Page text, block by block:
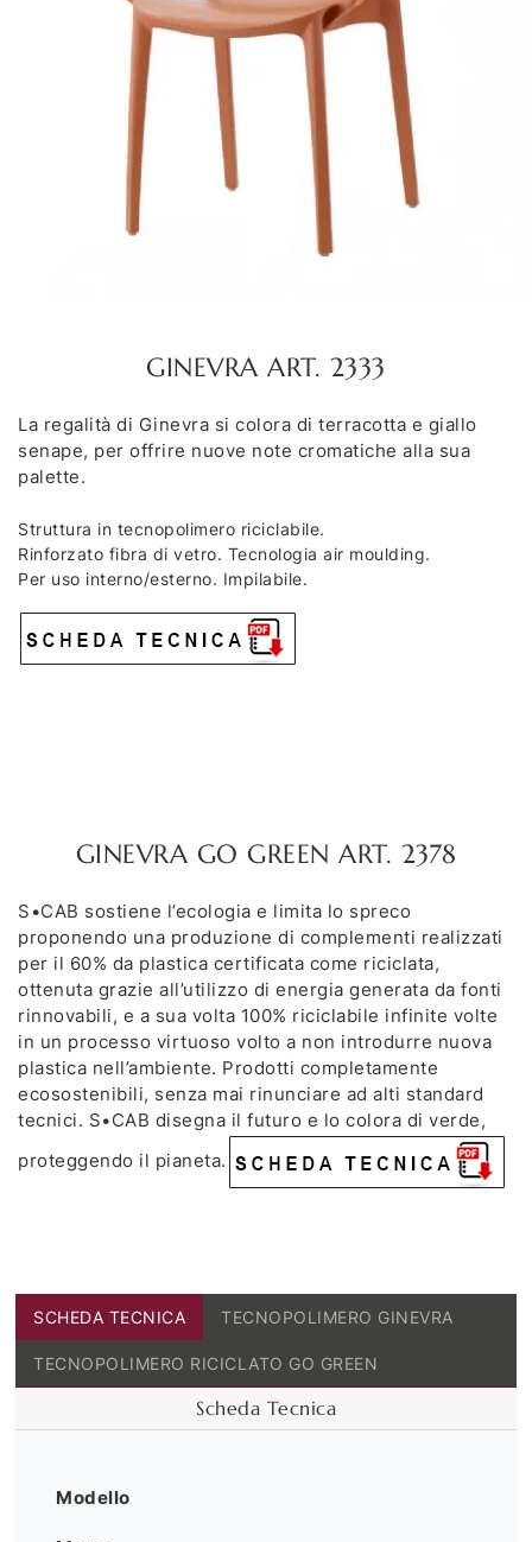
GINEVRA ART. 2333
La regalità di Ginevra si colora di terracotta e giallo
senape, per offrire nuove note cromatiche alla sua
palette.
Struttura in tecnopolimero riciclabile.
Rinforzato fibra di vetro. Tecnologia air moulding.
Per uso interno/esterno. Impilabile.
GINEVRA GO GREEN ART. 2378
S•CAB sostiene l’ecologia e limita lo spreco
proponendo una produzione di complementi realizzati
per il 60% da plastica certificata come riciclata,
ottenuta grazie all’utilizzo di energia generata da fonti
rinnovabili, e a sua volta 100% riciclabile infinite volte
in un processo virtuoso volto a non introdurre nuova
plastica nell’ambiente. Prodotti completamente
ecosostenibili, senza mai rinunciare ad alti standard
tecnici. S•CAB disegna il futuro e lo colora di verde,
proteggendo il pianeta.
SCHEDA TECNICA TECNOPOLIMERO GINEVRA
TECNOPOLIMERO RICICLATO GO GREEN
Scheda Tecnica
Modello